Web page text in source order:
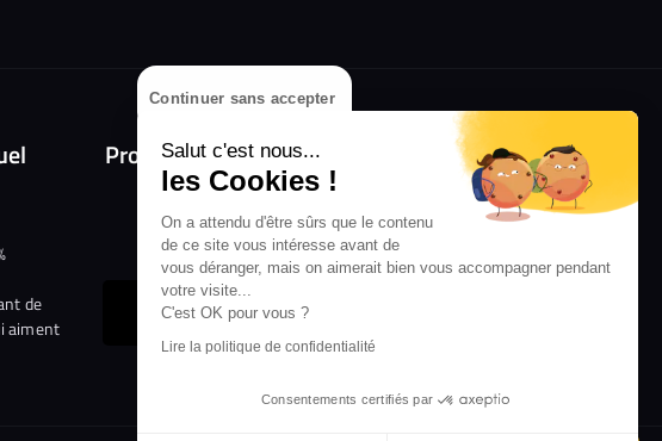
Continuer sans accepter
Salut c'est nous...
les Cookies !
On a attendu d'être sûrs que le contenu
de ce site vous intéresse avant de
vous déranger, mais on aimerait bien vous accompagner pendant
votre visite...
C'est OK pour vous ?
Lire la politique de confidentialité
Consentements certifiés par
de
aiment
Prolongez l'expérience avec l'application
RIFFX !
Disponible sur l'App Store et Google Play